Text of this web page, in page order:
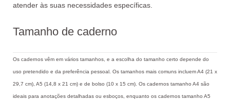
atender às suas necessidades específicas.
Tamanho de caderno
Os cadernos vêm em vários tamanhos, e a escolha do tamanho certo depende do
uso pretendido e da preferência pessoal. Os tamanhos mais comuns incluem A4 (21 x
29,7 cm), A5 (14,8 x 21 cm) e de bolso (10 x 15 cm). Os cadernos tamanho A4 são
ideais para anotações detalhadas ou esboços, enquanto os cadernos tamanho A5